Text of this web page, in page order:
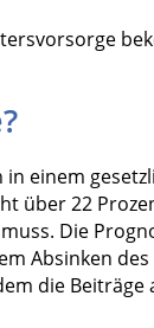
einem
über 22
Die
Absinken
die Beiträge